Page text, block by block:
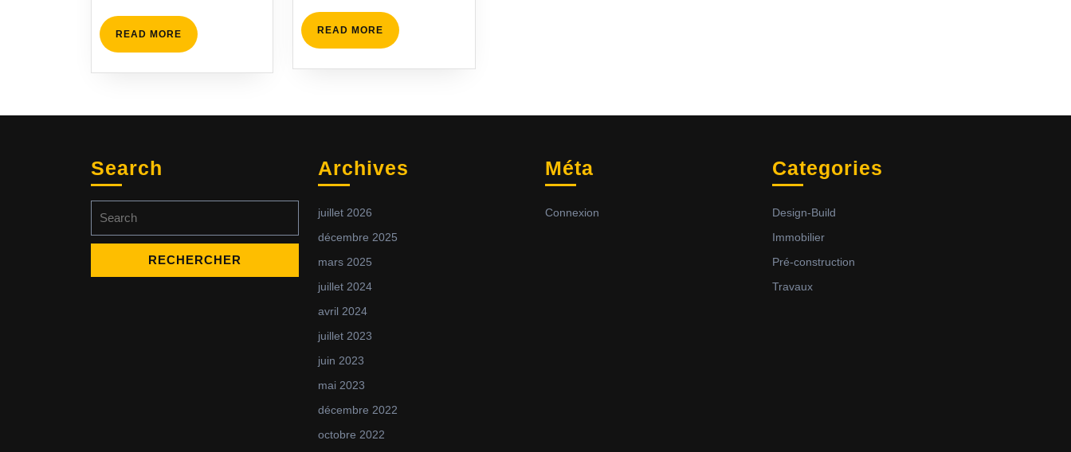
READ MORE READ
MORE
READ MORE READ
MORE
Search
for:
Archives
juillet 2026
décembre 2025
mars 2025
juillet 2024
avril 2024
juillet 2023
juin 2023
mai 2023
décembre 2022
octobre 2022
Méta
Connexion
Categories
Design-Build
Immobilier
Pré-construction
Travaux